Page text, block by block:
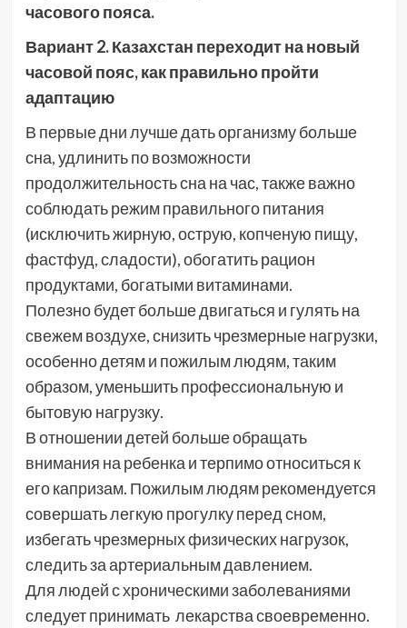
часового пояса.
Вариант 2. Казахстан переходит на новый
часовой пояс, как правильно пройти
адаптацию
В первые дни лучше дать организму больше
сна, удлинить по возможности
продолжительность сна на час, также важно
соблюдать режим правильного питания
(исключить жирную, острую, копченую пищу,
фастфуд, сладости), обогатить рацион
продуктами, богатыми витаминами.
Полезно будет больше двигаться и гулять на
свежем воздухе, снизить чрезмерные нагрузки,
особенно детям и пожилым людям, таким
образом, уменьшить профессиональную и
бытовую нагрузку.
В отношении детей больше обращать
внимания на ребенка и терпимо относиться к
его капризам. Пожилым людям рекомендуется
совершать легкую прогулку перед сном,
избегать чрезмерных физических нагрузок,
следить за артериальным давлением.
Для людей с хроническими заболеваниями
следует принимать лекарства своевременно.